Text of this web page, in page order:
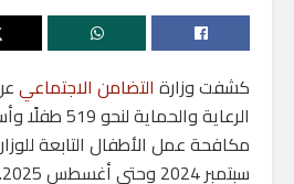
كشفت وزارة التضامن الاجتماعي
الرعاية
مكافحة عمل الأطفال التابعة
سبتمبر 2024 وحتى أغسطس 2025.